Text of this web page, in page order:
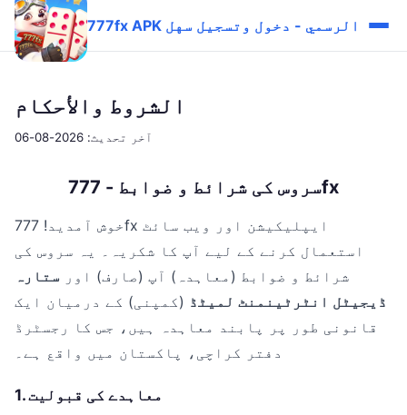
777fx APK الرسمي - دخول وتسجيل سهل
الشروط والأحكام
آخر تحديث: 2026-08-06
سروس کی شرائط و ضوابط - 777fx
خوش آمدید! 777fx ایپلیکیشن اور ویب سائٹ
استعمال کرنے کے لیے آپ کا شکریہ۔ یہ سروس کی
شرائط و ضوابط (معاہدہ) آپ (صارف) اور ستارہ
ڈیجیٹل انٹرٹینمنٹ لمیٹڈ (کمپنی) کے درمیان ایک
قانونی طور پر پابند معاہدہ ہیں، جس کا رجسٹرڈ
دفتر کراچی، پاکستان میں واقع ہے۔
1. معاہدے کی قبولیت